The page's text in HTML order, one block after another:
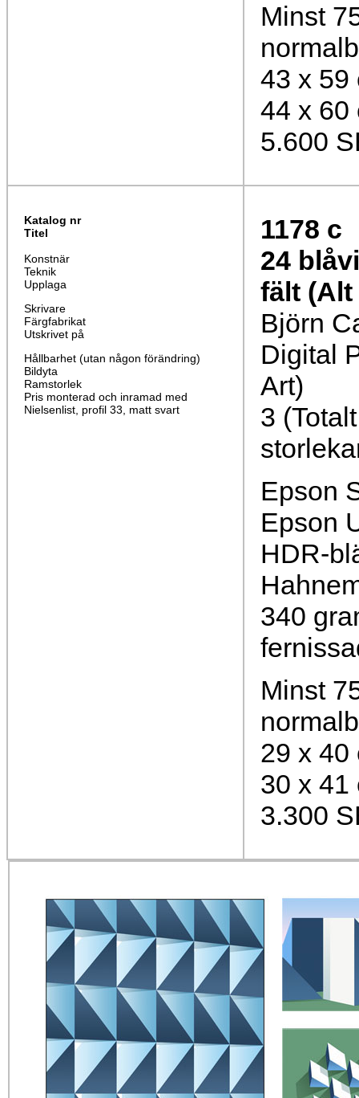
Minst
43 x 59
44 x 60
5.600
Katalog nr
Titel
Konstnär
Teknik
Upplaga
Skrivare
Färgfabrikat
Utskrivet på
Hållbarhet (utan någon förändring)
Bildyta
Ramstorlek
Pris monterad och inramad med
Nielsenlist, profil 33, matt svart
1178 c
24
fält (Alt
Björn
Digital
Art)
3
Epson
Epson
HDR-
340
Minst
29 x 40
30 x 41
3.300